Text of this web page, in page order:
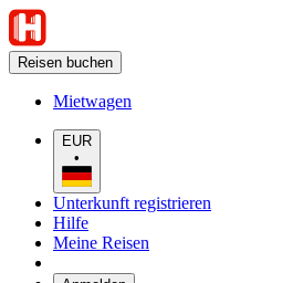
Reisen buchen
Mietwagen
EUR
•
Unterkunft registrieren
Hilfe
Meine Reisen